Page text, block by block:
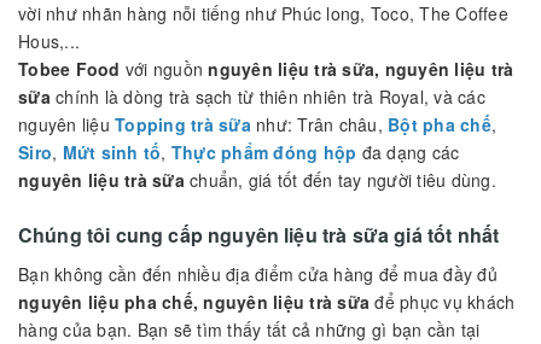
vời như nhãn hàng nỗi tiếng như Phúc long, Toco, The Coffee
Hous,...
Tobee Food với nguồnnguyên liệu trà sữa, nguyên liệu trà
sữa chính là dòng trà sạch từ thiên nhiên trà Royal, và các
nguyên liệu Topping trà sữanhư: Trân châu, Bột pha chế,
Siro, Mứt sinh tố, Thực phẩm đóng hộp đa dạng các
nguyên liệu trà sữa chuẩn, giá tốt đến tay người tiêu dùng.
Chúng tôi cung cấp nguyên liệu trà sữa giá tốt nhất
Bạn không cần đến nhiều địa điểm cửa hàng để mua đầy đủ
nguyên liệu pha chế, nguyên liệu trà sữađể phục vụ khách
hàng của bạn. Bạn sẽ tìm thấy tất cả những gì bạn cần tại